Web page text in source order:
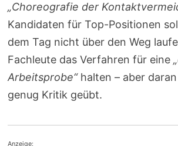
„Choreografie der
Kandidaten für Top-Positionen
dem Tag nicht über den Weg
Fachleute das Verfahren für eine
Arbeitsprobe“halten – aber
genug Kritik geübt.
Anzeige: